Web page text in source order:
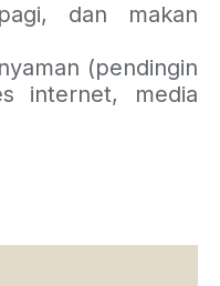
dan makan
(pendingin
internet, media